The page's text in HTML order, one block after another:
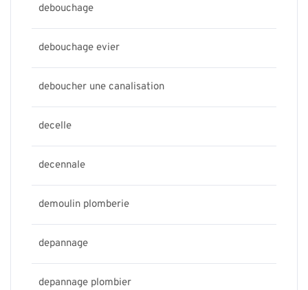
debouchage
debouchage evier
deboucher une canalisation
decelle
decennale
demoulin plomberie
depannage
depannage plombier